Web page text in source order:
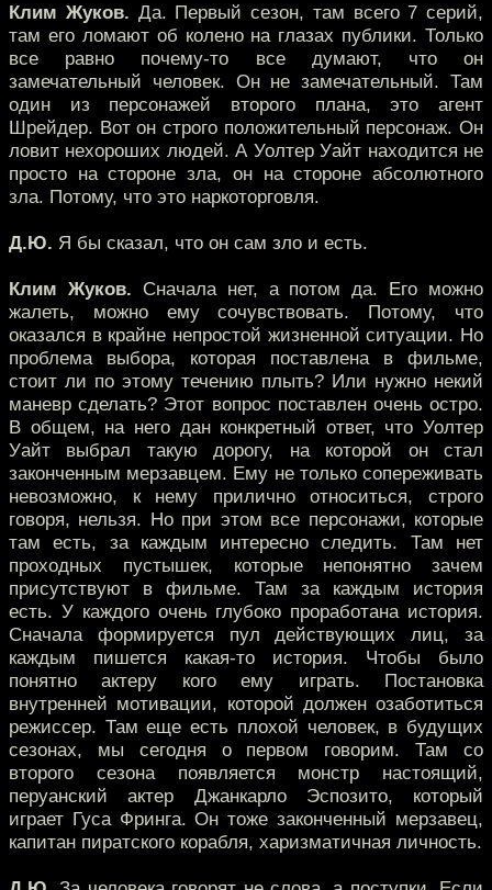
Клим Жуков. Да. Первый сезон, там всего 7 серий,
там его ломают об колено на глазах публики. Только
все равно почему-то все думают, что он
замечательный человек. Он не замечательный. Там
один из персонажей второго плана, это агент
Шрейдер. Вот он строго положительный персонаж. Он
ловит нехороших людей. А Уолтер Уайт находится не
просто на стороне зла, он на стороне абсолютного
зла. Потому, что это наркоторговля.
Д.Ю. Я бы сказал, что он сам зло и есть.
Клим Жуков. Сначала нет, а потом да. Его можно
жалеть, можно ему сочувствовать. Потому, что
оказался в крайне непростой жизненной ситуации. Но
проблема выбора, которая поставлена в фильме,
стоит ли по этому течению плыть? Или нужно некий
маневр сделать? Этот вопрос поставлен очень остро.
В общем, на него дан конкретный ответ, что Уолтер
Уайт выбрал такую дорогу, на которой он стал
законченным мерзавцем. Ему не только сопереживать
невозможно, к нему прилично относиться, строго
говоря, нельзя. Но при этом все персонажи, которые
там есть, за каждым интересно следить. Там нет
проходных пустышек, которые непонятно зачем
присутствуют в фильме. Там за каждым история
есть. У каждого очень глубоко проработана история.
Сначала формируется пул действующих лиц, за
каждым пишется какая-то история. Чтобы было
понятно актеру кого ему играть. Постановка
внутренней мотивации, которой должен озаботиться
режиссер. Там еще есть плохой человек, в будущих
сезонах, мы сегодня о первом говорим. Там со
второго сезона появляется монстр настоящий,
перуанский актер Джанкарло Эспозито, который
играет Гуса Фринга. Он тоже законченный мерзавец,
капитан пиратского корабля, харизматичная личность.